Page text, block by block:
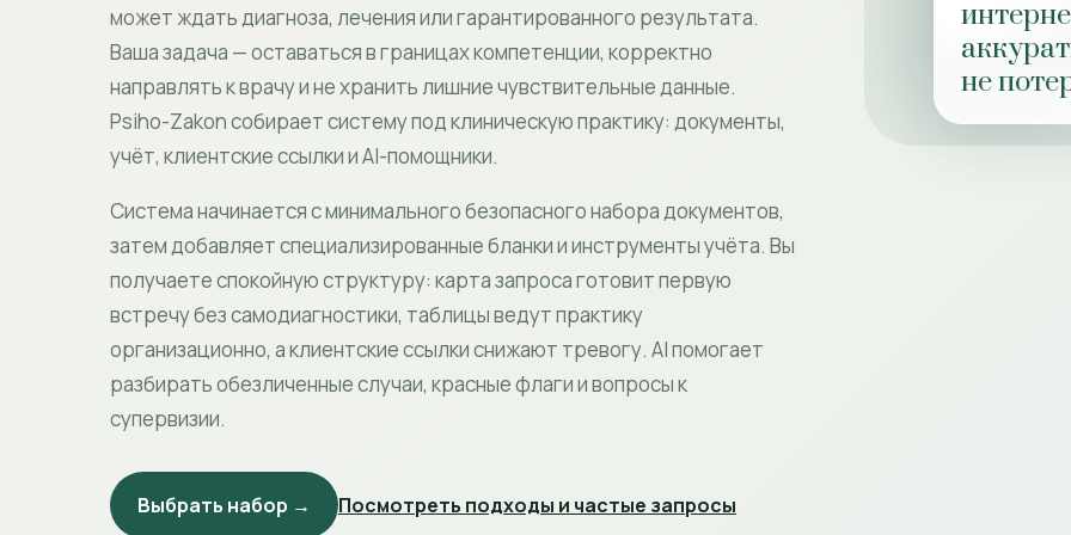
может ждать диагноза, лечения или гарантированного результата.
Ваша задача — оставаться в границах компетенции, корректно
направлять к врачу и не хранить лишние чувствительные данные.
Psiho-Zakon собирает систему под клиническую практику: документы,
учёт, клиентские ссылки и AI-помощники.
Система начинается с минимального безопасного набора документов,
затем добавляет специализированные бланки и инструменты учёта. Вы
получаете спокойную структуру: карта запроса готовит первую
встречу без самодиагностики, таблицы ведут практику
организационно, а клиентские ссылки снижают тревогу. AI помогает
разбирать обезличенные случаи, красные флаги и вопросы к
супервизии.
Выбрать набор → Посмотреть подходы и частые запросы
не